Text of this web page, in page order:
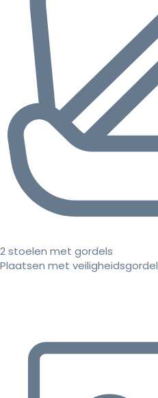
2 stoelen met gordels
Plaatsen met veiligheidsgordel